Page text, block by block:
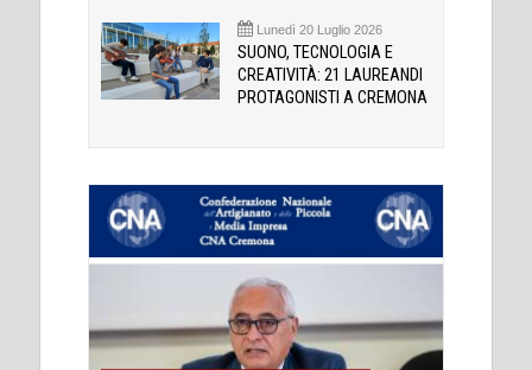
Lunedì 20 Luglio 2026
SUONO, TECNOLOGIA E
CREATIVITÀ: 21 LAUREANDI
PROTAGONISTI A CREMONA